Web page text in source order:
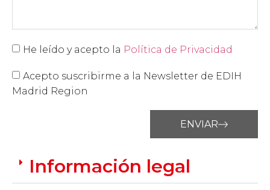
He leído y acepto la Política de Privacidad
Acepto suscribirme a la Newsletter de EDIH
Madrid Region
ENVIAR
Información legal